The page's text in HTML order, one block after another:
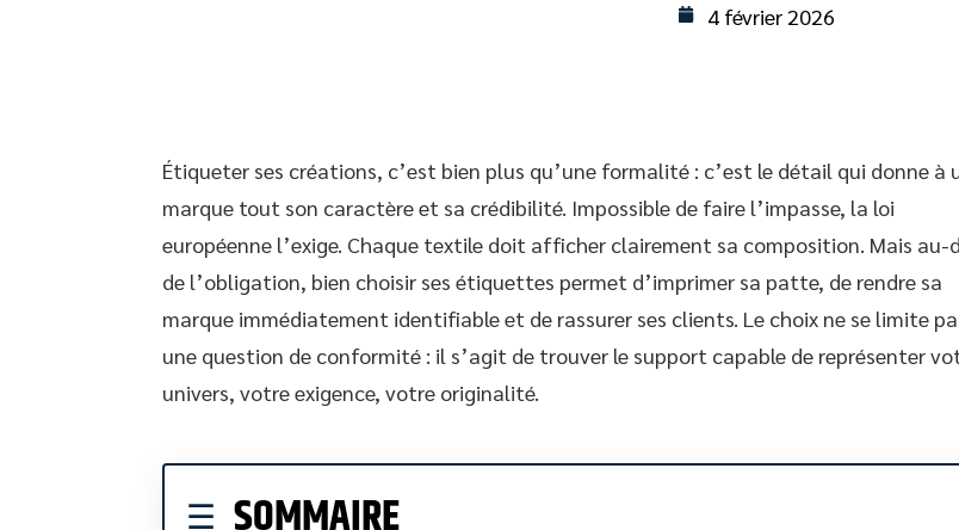
4 février 2026
Étiqueter ses créations, c’est bien plus qu’une formalité : c’est le détail qui donne à
marque tout son caractère et sa crédibilité. Impossible de faire l’impasse, la loi
européenne l’exige. Chaque textile doit afficher clairement sa composition. Mais au-
de l’obligation, bien choisir ses étiquettes permet d’imprimer sa patte, de rendre sa
marque immédiatement identifiable et de rassurer ses clients. Le choix ne se limite
une question de conformité : il s’agit de trouver le support capable de représenter
univers, votre exigence, votre originalité.